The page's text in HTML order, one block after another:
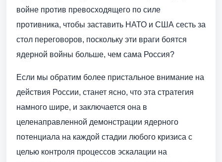
войне против превосходящего по силе
противника, чтобы заставить НАТО и США сесть за
стол переговоров, поскольку эти враги боятся
ядерной войны больше, чем сама Россия?
Если мы обратим более пристальное внимание на
действия России, станет ясно, что эта стратегия
намного шире, и заключается она в
целенаправленной демонстрации ядерного
потенциала на каждой стадии любого кризиса с
целью контроля процессов эскалации на